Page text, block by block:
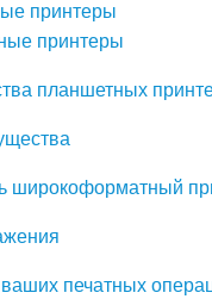
принтеры
принтеры
планшетных
широкоформатный
печатных